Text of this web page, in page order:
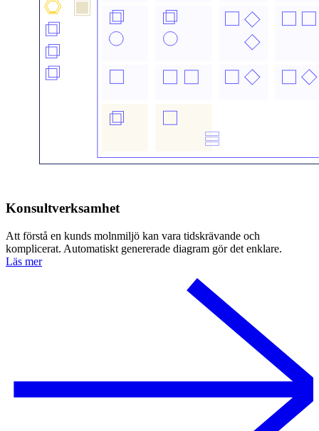
Konsultverksamhet
Att förstå en kunds molnmiljö kan vara tidskrävande och
komplicerat. Automatiskt genererade diagram gör det enklare.
Läs mer